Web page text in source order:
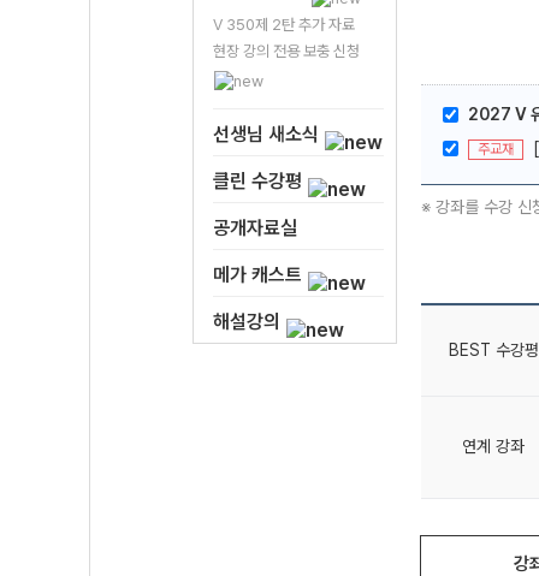
V 350제 2탄 추가 자료
현장 강의 전용 보충 신청
선생님 새소식
클린 수강평
공개자료실
메가 캐스트
해설강의
2027 V
주교재
※ 강좌를 수강 신
BEST 수강평
연계 강좌
강